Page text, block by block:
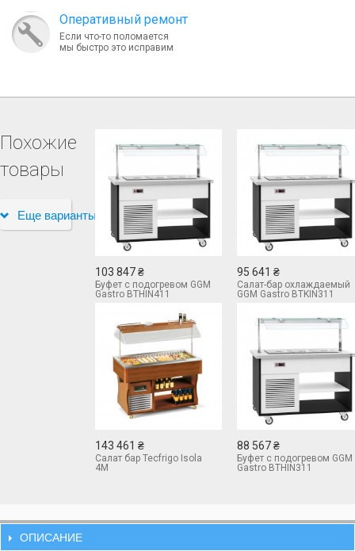
Оперативный ремонт
Если что-то поломается
мы быстро это исправим
Похожие
товары
Еще варианты
103 847 ₴
Буфет с подогревом GGM
Gastro BTHIN411
95 641 ₴
Салат-бар охлаждаемый
GGM Gastro BTKIN311
143 461 ₴
Салат бар Tecfrigo Isola
4M
88 567 ₴
Буфет с подогревом GGM
Gastro BTHIN311
ОПИСАНИЕ